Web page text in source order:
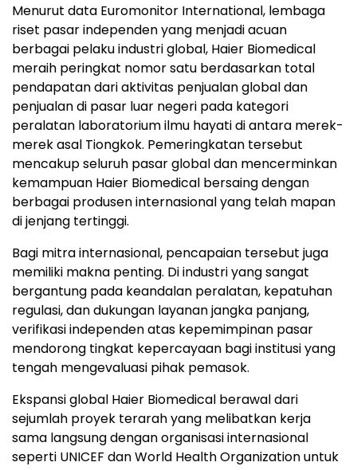
Menurut data Euromonitor International, lembaga
riset pasar independen yang menjadi acuan
berbagai pelaku industri global, Haier Biomedical
meraih peringkat nomor satu berdasarkan total
pendapatan dari aktivitas penjualan global dan
penjualan di pasar luar negeri pada kategori
peralatan laboratorium ilmu hayati di antara merek-
merek asal Tiongkok. Pemeringkatan tersebut
mencakup seluruh pasar global dan mencerminkan
kemampuan Haier Biomedical bersaing dengan
berbagai produsen internasional yang telah mapan
di jenjang tertinggi.
Bagi mitra internasional, pencapaian tersebut juga
memiliki makna penting. Di industri yang sangat
bergantung pada keandalan peralatan, kepatuhan
regulasi, dan dukungan layanan jangka panjang,
verifikasi independen atas kepemimpinan pasar
mendorong tingkat kepercayaan bagi institusi yang
tengah mengevaluasi pihak pemasok.
Ekspansi global Haier Biomedical berawal dari
sejumlah proyek terarah yang melibatkan kerja
sama langsung dengan organisasi internasional
seperti UNICEF dan World Health Organization untuk